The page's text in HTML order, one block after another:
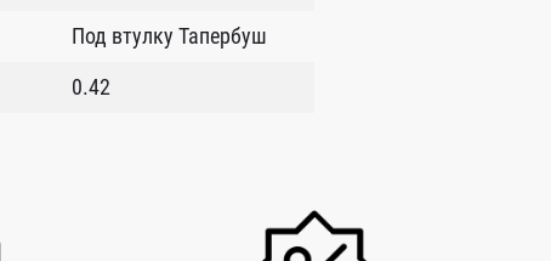
Под втулку Тапербуш
0.42